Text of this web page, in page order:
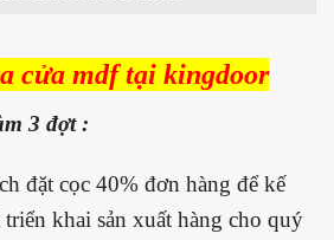
cửa mdf tại kingdoor
3 đợt :
đặt cọc 40% đơn hàng để kế
triển khai sản xuất hàng cho quý